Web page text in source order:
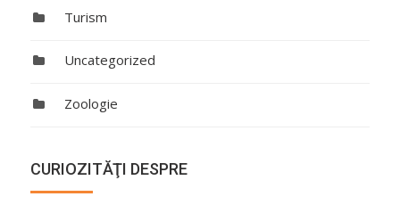
Turism
Uncategorized
Zoologie
CURIOZITĂŢI DESPRE